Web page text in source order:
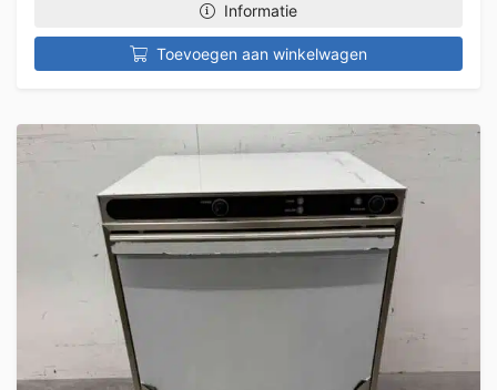
Informatie
Toevoegen aan winkelwagen